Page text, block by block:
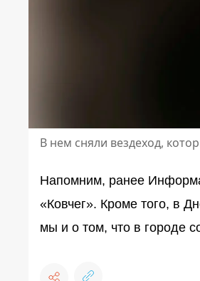
В нем сняли вездеход,
Напомним, ранее
«Ковчег». Кроме того, в
мы и о том, что в городе